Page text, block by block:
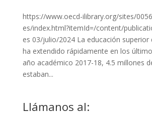
https://www.oecd-ilibrary.org/sites/
es/index.html?itemId=/content/
es 03/julio/2024 La educación superior
ha extendido rápidamente en los
año académico 2017-18, 4.5 millones
estaban...
Llámanos al: